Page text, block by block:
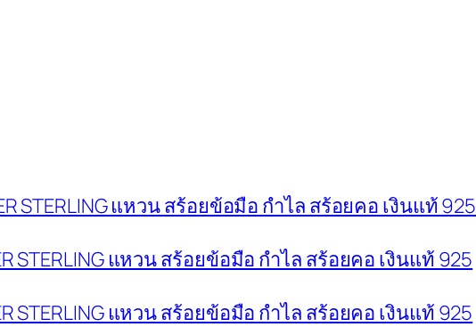
STERLING แหวน สร้อยข้อมือ กำไล สร้อยคอ เงินแท้ 925
STERLING แหวน สร้อยข้อมือ กำไล สร้อยคอ เงินแท้ 925
STERLING แหวน สร้อยข้อมือ กำไล สร้อยคอ เงินแท้ 925